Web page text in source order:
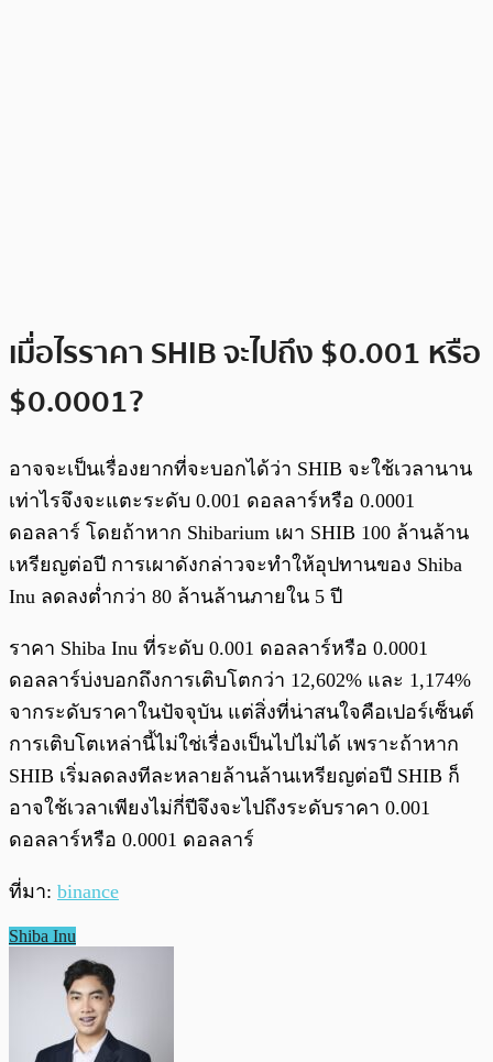
เมื่อไรราคา SHIB จะไปถึง $0.001 หรือ
$0.0001?
อาจจะเป็นเรื่องยากที่จะบอกได้ว่า SHIB จะใช้เวลานาน
เท่าไรจึงจะแตะระดับ 0.001 ดอลลาร์หรือ 0.0001
ดอลลาร์ โดยถ้าหาก Shibarium เผา SHIB 100 ล้านล้าน
เหรียญต่อปี การเผาดังกล่าวจะทำให้อุปทานของ Shiba
Inu ลดลงต่ำกว่า 80 ล้านล้านภายใน 5 ปี
ราคา Shiba Inu ที่ระดับ 0.001 ดอลลาร์หรือ 0.0001
ดอลลาร์บ่งบอกถึงการเติบโตกว่า 12,602% และ 1,174%
จากระดับราคาในปัจจุบัน แต่สิ่งที่น่าสนใจคือเปอร์เซ็นต์
การเติบโตเหล่านี้ไม่ใช่เรื่องเป็นไปไม่ได้ เพราะถ้าหาก
SHIB เริ่มลดลงทีละหลายล้านล้านเหรียญต่อปี SHIB ก็
อาจใช้เวลาเพียงไม่กี่ปีจึงจะไปถึงระดับราคา 0.001
ดอลลาร์หรือ 0.0001 ดอลลาร์
ที่มา: binance
Shiba Inu